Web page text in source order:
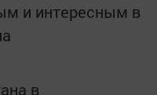
и интересным в
в